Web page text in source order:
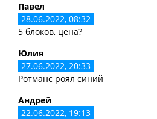
Павел
28.06.2022, 08:32
5 блоков, цена?
Юлия
27.06.2022, 20:33
Ротманс роял синий
Андрей
22.06.2022, 19:13